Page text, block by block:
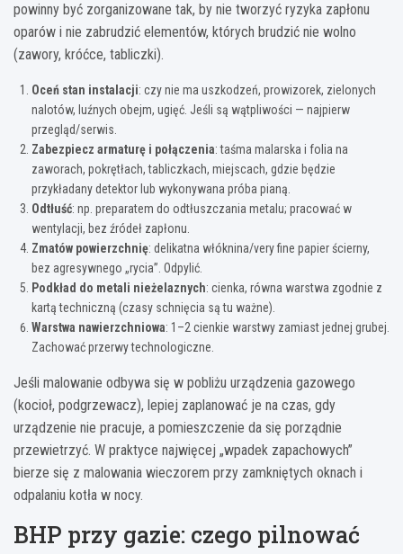
powinny być zorganizowane tak, by nie tworzyć ryzyka zapłonu
oparów i nie zabrudzić elementów, których brudzić nie wolno
(zawory, króćce, tabliczki).
Oceń stan instalacji: czy nie ma uszkodzeń, prowizorek, zielonych
nalotów, luźnych obejm, ugięć. Jeśli są wątpliwości — najpierw
przegląd/serwis.
Zabezpiecz armaturę i połączenia: taśma malarska i folia na
zaworach, pokrętłach, tabliczkach, miejscach, gdzie będzie
przykładany detektor lub wykonywana próba pianą.
Odtłuść: np. preparatem do odtłuszczania metalu; pracować w
wentylacji, bez źródeł zapłonu.
Zmatów powierzchnię: delikatna włóknina/very fine papier ścierny,
bez agresywnego „rycia”. Odpylić.
Podkład do metali nieżelaznych: cienka, równa warstwa zgodnie z
kartą techniczną (czasy schnięcia są tu ważne).
Warstwa nawierzchniowa: 1–2 cienkie warstwy zamiast jednej grubej.
Zachować przerwy technologiczne.
Jeśli malowanie odbywa się w pobliżu urządzenia gazowego
(kocioł, podgrzewacz), lepiej zaplanować je na czas, gdy
urządzenie nie pracuje, a pomieszczenie da się porządnie
przewietrzyć. W praktyce najwięcej „wpadek zapachowych”
bierze się z malowania wieczorem przy zamkniętych oknach i
odpalaniu kotła w nocy.
BHP przy gazie: czego pilnować